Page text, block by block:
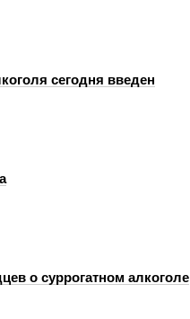
сегодня введен
о суррогатном алкоголе